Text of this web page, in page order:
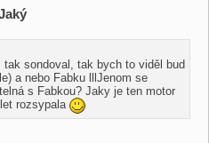
sondoval, tak bych to viděl bud
a nebo Fabku lllJenom se
s Fabkou? Jaky je ten motor
rozsypala